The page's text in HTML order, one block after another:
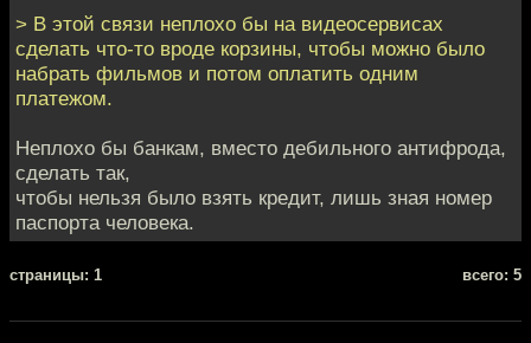
> В этой связи неплохо бы на видеосервисах
сделать что-то вроде корзины, чтобы можно было
набрать фильмов и потом оплатить одним
платежом.
Неплохо бы банкам, вместо дебильного антифрода,
сделать так,
чтобы нельзя было взять кредит, лишь зная номер
паспорта человека.
cтраницы: 1 всего: 5